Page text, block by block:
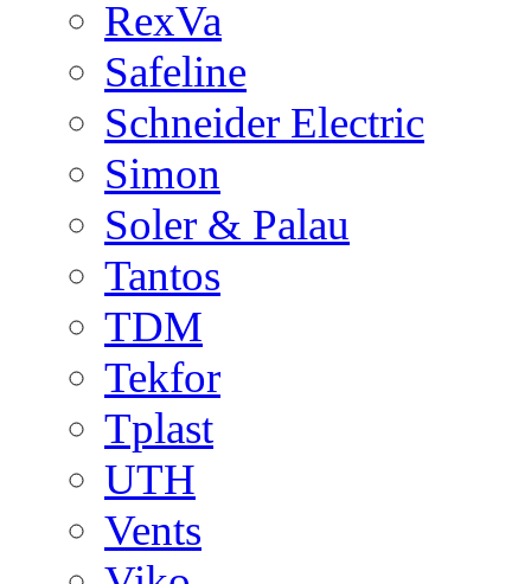
RexVa
Safeline
Schneider Electric
Simon
Soler & Palau
Tantos
TDM
Tekfor
Tplast
UTH
Vents